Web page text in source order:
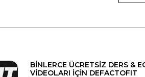
BİNLERCE ÜCRETSİZ DERS &
VİDEOLARI İÇİN DEFACTOFIT